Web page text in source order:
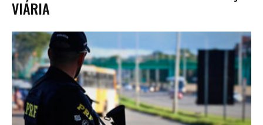
VIÁRIA